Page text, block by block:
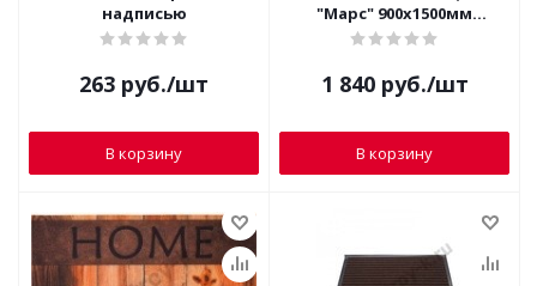
надписью
263 руб./шт
В корзину
"Марс" 900х1500мм
коричневый
1 840руб./шт
В корзину